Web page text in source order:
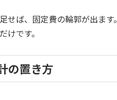
ば、固定費の輪郭が出ます。
です。
の置き方